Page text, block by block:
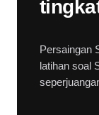
Persaingan
latihan soal